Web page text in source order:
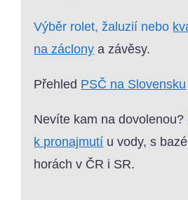
Výběr rolet, žaluzií nebo
na záclony a závěsy.
Přehled PSČ na Slovensku
Nevíte kam na dovolenou?
k pronajmutí u vody, s
horách v ČR i SR.